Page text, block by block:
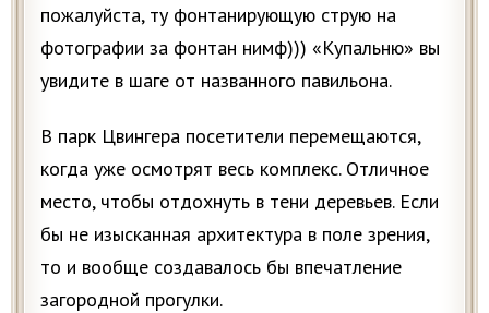
пожалуйста, ту фонтанирующую струю на
фотографии за фонтан нимф))) «Купальню» вы
увидите в шаге от названного павильона.
В парк Цвингера посетители перемещаются,
когда уже осмотрят весь комплекс. Отличное
место, чтобы отдохнуть в тени деревьев. Если
бы не изысканная архитектура в поле зрения,
то и вообще создавалось бы впечатление
загородной прогулки.